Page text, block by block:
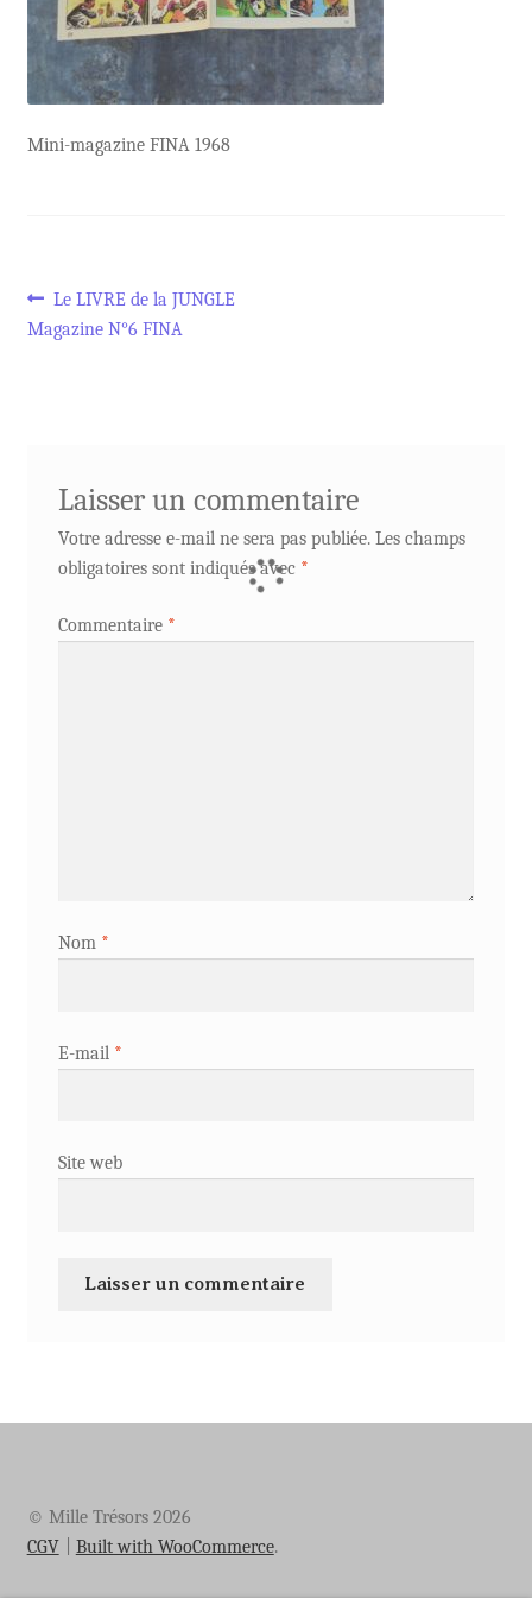
Mini-magazine FINA 1968
Navigation
de
Article
précédent :
Le LIVRE de la JUNGLE
Magazine N°6 FINA
Laisser un commentaire
Votre adresse e-mail ne sera pas publiée. Les champs
obligatoires sont indiqués avec *
Commentaire *
Nom *
E-mail *
Site web
© Mille Trésors 2026
CGV
Built with WooCommerce.